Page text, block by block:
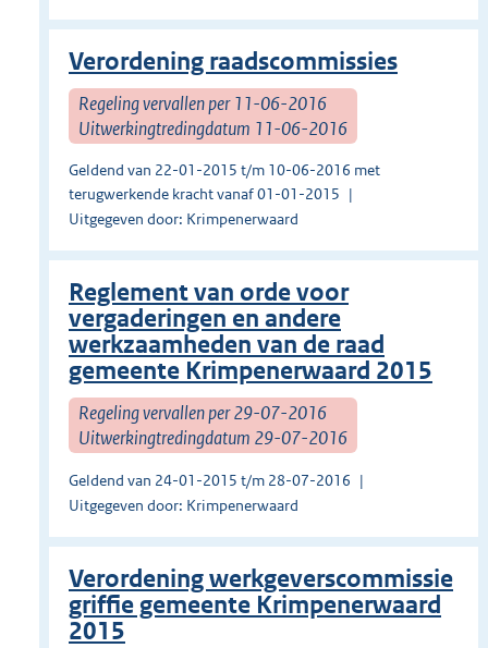
Verordening raadscommissies
Regeling vervallen per 11-06-2016
Uitwerkingtredingdatum 11-06-2016
Geldend van 22-01-2015 t/m 10-06-2016 met
terugwerkende kracht vanaf 01-01-2015
Uitgegeven door: Krimpenerwaard
Reglement van orde voor
vergaderingen en andere
werkzaamheden van de raad
gemeente Krimpenerwaard 2015
Regeling vervallen per 29-07-2016
Uitwerkingtredingdatum 29-07-2016
Geldend van 24-01-2015 t/m 28-07-2016
Uitgegeven door: Krimpenerwaard
Verordening werkgeverscommissie
griffie gemeente Krimpenerwaard
2015